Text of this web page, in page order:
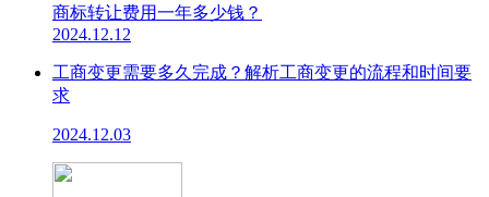
商标转让费用一年多少钱？
2024.12.12
工商变更需要多久完成？解析工商变更的流程和时间要
求
2024.12.03